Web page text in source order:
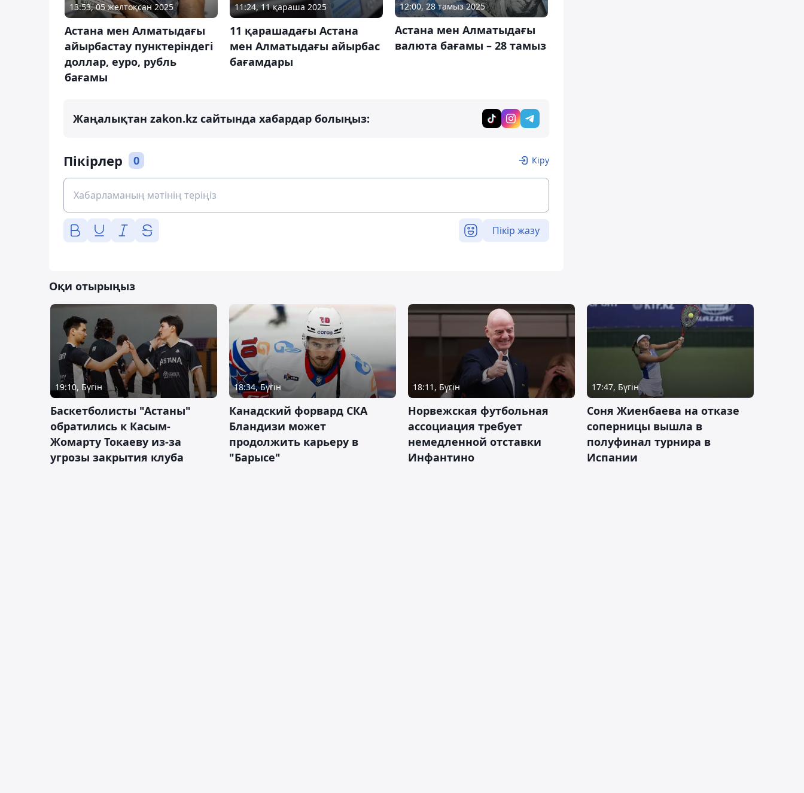
13:53, 05 желтоқсан 2025
Астана мен Алматыдағы
айырбастау пунктеріндегі
доллар, еуро, рубль
бағамы
11:24, 11 қараша 2025
11 қарашадағы Астана
мен Алматыдағы айырбас
бағамдары
12:00, 28 тамыз 2025
Астана мен Алматыдағы
валюта бағамы – 28 тамыз
Жаңалықтан zakon.kz сайтында хабардар болыңыз:
Пікірлер 0 Кіру
Пікір жазу
Оқи отырыңыз
19:10, Бүгін
Баскетболисты "Астаны"
обратились к Касым-
Жомарту Токаеву из-за
угрозы закрытия клуба
18:34, Бүгін
Канадский форвард СКА
Бландизи может
продолжить карьеру в
"Барысе"
18:11, Бүгін
Норвежская футбольная
ассоциация требует
немедленной отставки
Инфантино
17:47, Бүгін
Соня Жиенбаева на отказе
соперницы вышла в
полуфинал турнира в
Испании